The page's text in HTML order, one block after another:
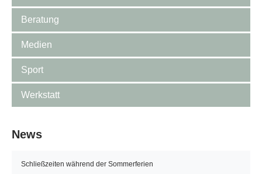
Beratung
Medien
Sport
Werkstatt
News
Schließzeiten während der Sommerferien